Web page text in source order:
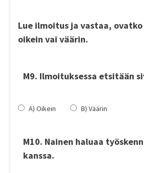
Lue ilmoitus ja vastaa,
oikein vai väärin.
M9. Ilmoituksessa etsitään
A) Oikein B) Väärin
M10. Nainen haluaa
kanssa.